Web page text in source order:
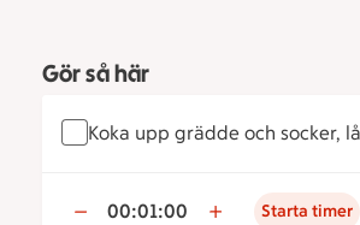
Gör så här
Koka upp grädde och socker,
00:01:00 Starta timer